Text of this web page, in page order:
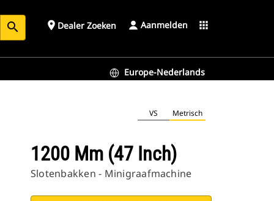
search place Dealer Zoeken Aanmelden apps
Europe-Nederlands
VS Metrisch
1200 Mm (47 Inch)
Slotenbakken - Minigraafmachine